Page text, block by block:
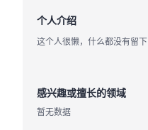
个人介绍
这个人很懒，什么都没有留下
感兴趣或擅长的领域
暂无数据